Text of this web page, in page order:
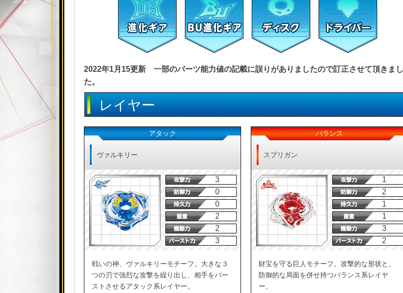
2022年1月15更新 一部のパーツ能力値の記載に誤りがありましたので訂正させて頂きまし
た。
レイヤー
アタック
ヴァルキリー
3
0
0
2
2
3
戦いの神、ヴァルキリーモチーフ。大きな３
つの刃で強烈な攻撃を繰り出し、相手をバー
ストさせるアタック系レイヤー。
バランス
スプリガン
1
2
1
1
3
2
財宝を守る巨人モチーフ。攻撃的な形状と、
防御的な局面を併せ持つバランス系レイヤ
ー。